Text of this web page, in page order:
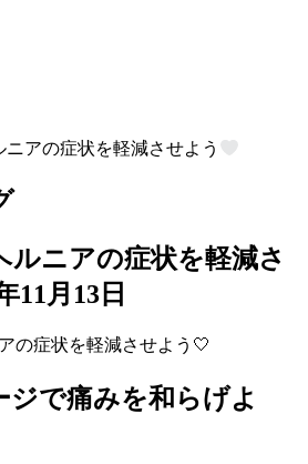
アの症状を軽減させよう
ルニアの症状を軽減さ
11月13日
ジで痛みを和らげよ